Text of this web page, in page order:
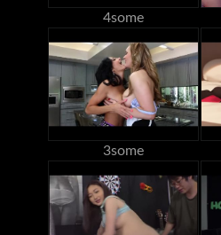
4some
3some